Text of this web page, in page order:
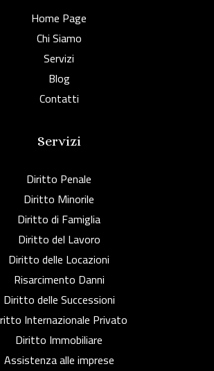
Home Page
Chi Siamo
Servizi
Blog
Contatti
Servizi
Diritto Penale
Diritto Minorile
Diritto di Famiglia
Diritto del Lavoro
Diritto delle Locazioni
Risarcimento Danni
Diritto delle Successioni
Internazionale Privato
Diritto Immobiliare
Assistenza alle imprese